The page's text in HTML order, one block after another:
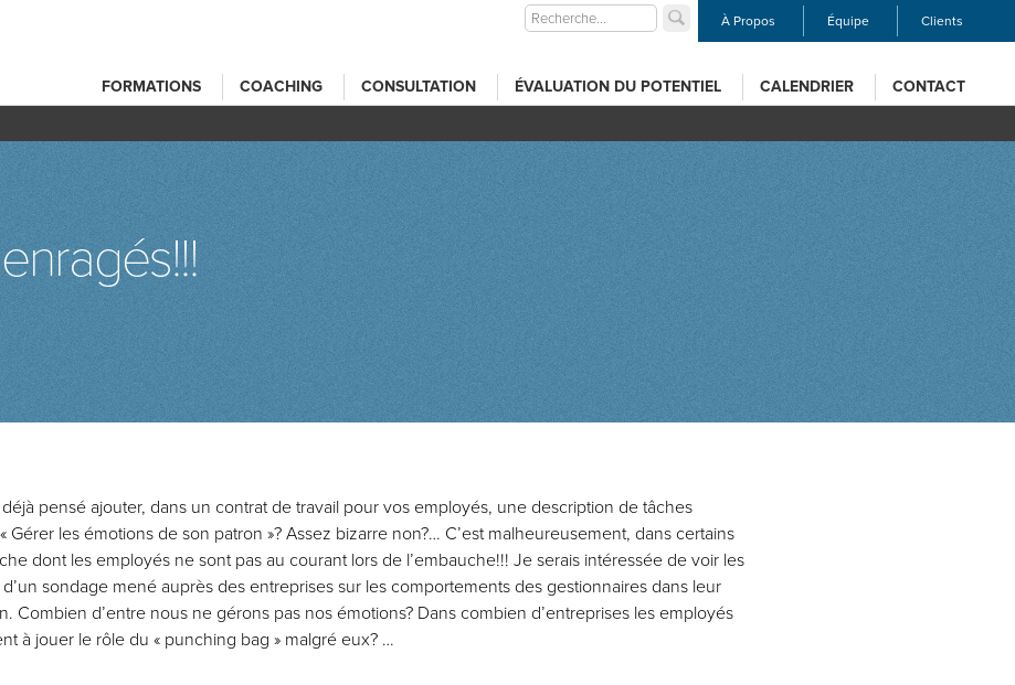
À Propos Équipe Clients
FORMATIONS COACHING CONSULTATION ÉVALUATION DU POTENTIEL CALENDRIER CONTACT
pensé ajouter, dans un contrat de travail pour vos employés, une description de tâches
Gérer les émotions de son patron »? Assez bizarre non?… C’est malheureusement, dans certains
dont les employés ne sont pas au courant lors de l’embauche!!! Je serais intéressée de voir les
d’un sondage mené auprès des entreprises sur les comportements des gestionnaires dans leur
Combien d’entre nous ne gérons pas nos émotions? Dans combien d’entreprises les employés
à jouer le rôle du « punching bag » malgré eux? …